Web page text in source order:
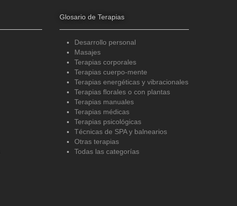
Glosario de Terapias
Desarrollo personal
Masajes
Terapias corporales
Terapias cuerpo-mente
Terapias energéticas y vibracionales
Terapias florales o con plantas
Terapias manuales
Terapias médicas
Terapias psicológicas
Técnicas de SPA y balnearios
Otras terapias
Todas las categorías